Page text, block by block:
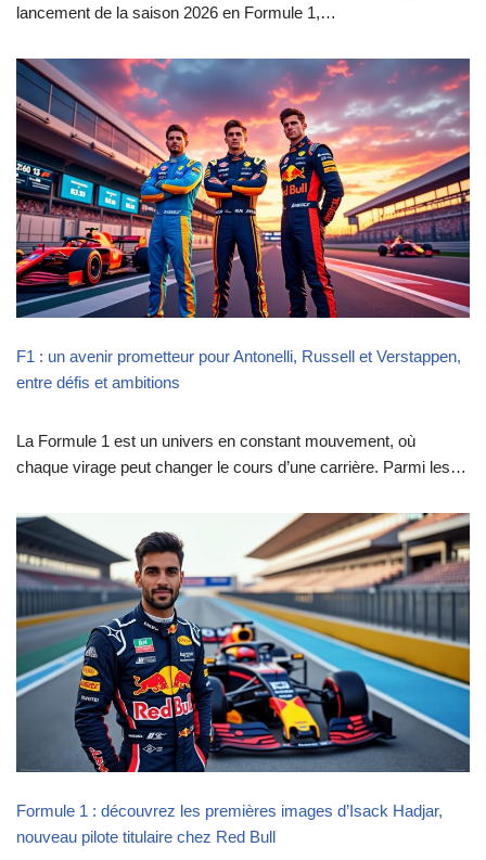
lancement de la saison 2026 en Formule 1,…
F1 : un avenir prometteur pour Antonelli, Russell et Verstappen,
entre défis et ambitions
La Formule 1 est un univers en constant mouvement, où
chaque virage peut changer le cours d’une carrière. Parmi les…
Formule 1 : découvrez les premières images d’Isack Hadjar,
nouveau pilote titulaire chez Red Bull